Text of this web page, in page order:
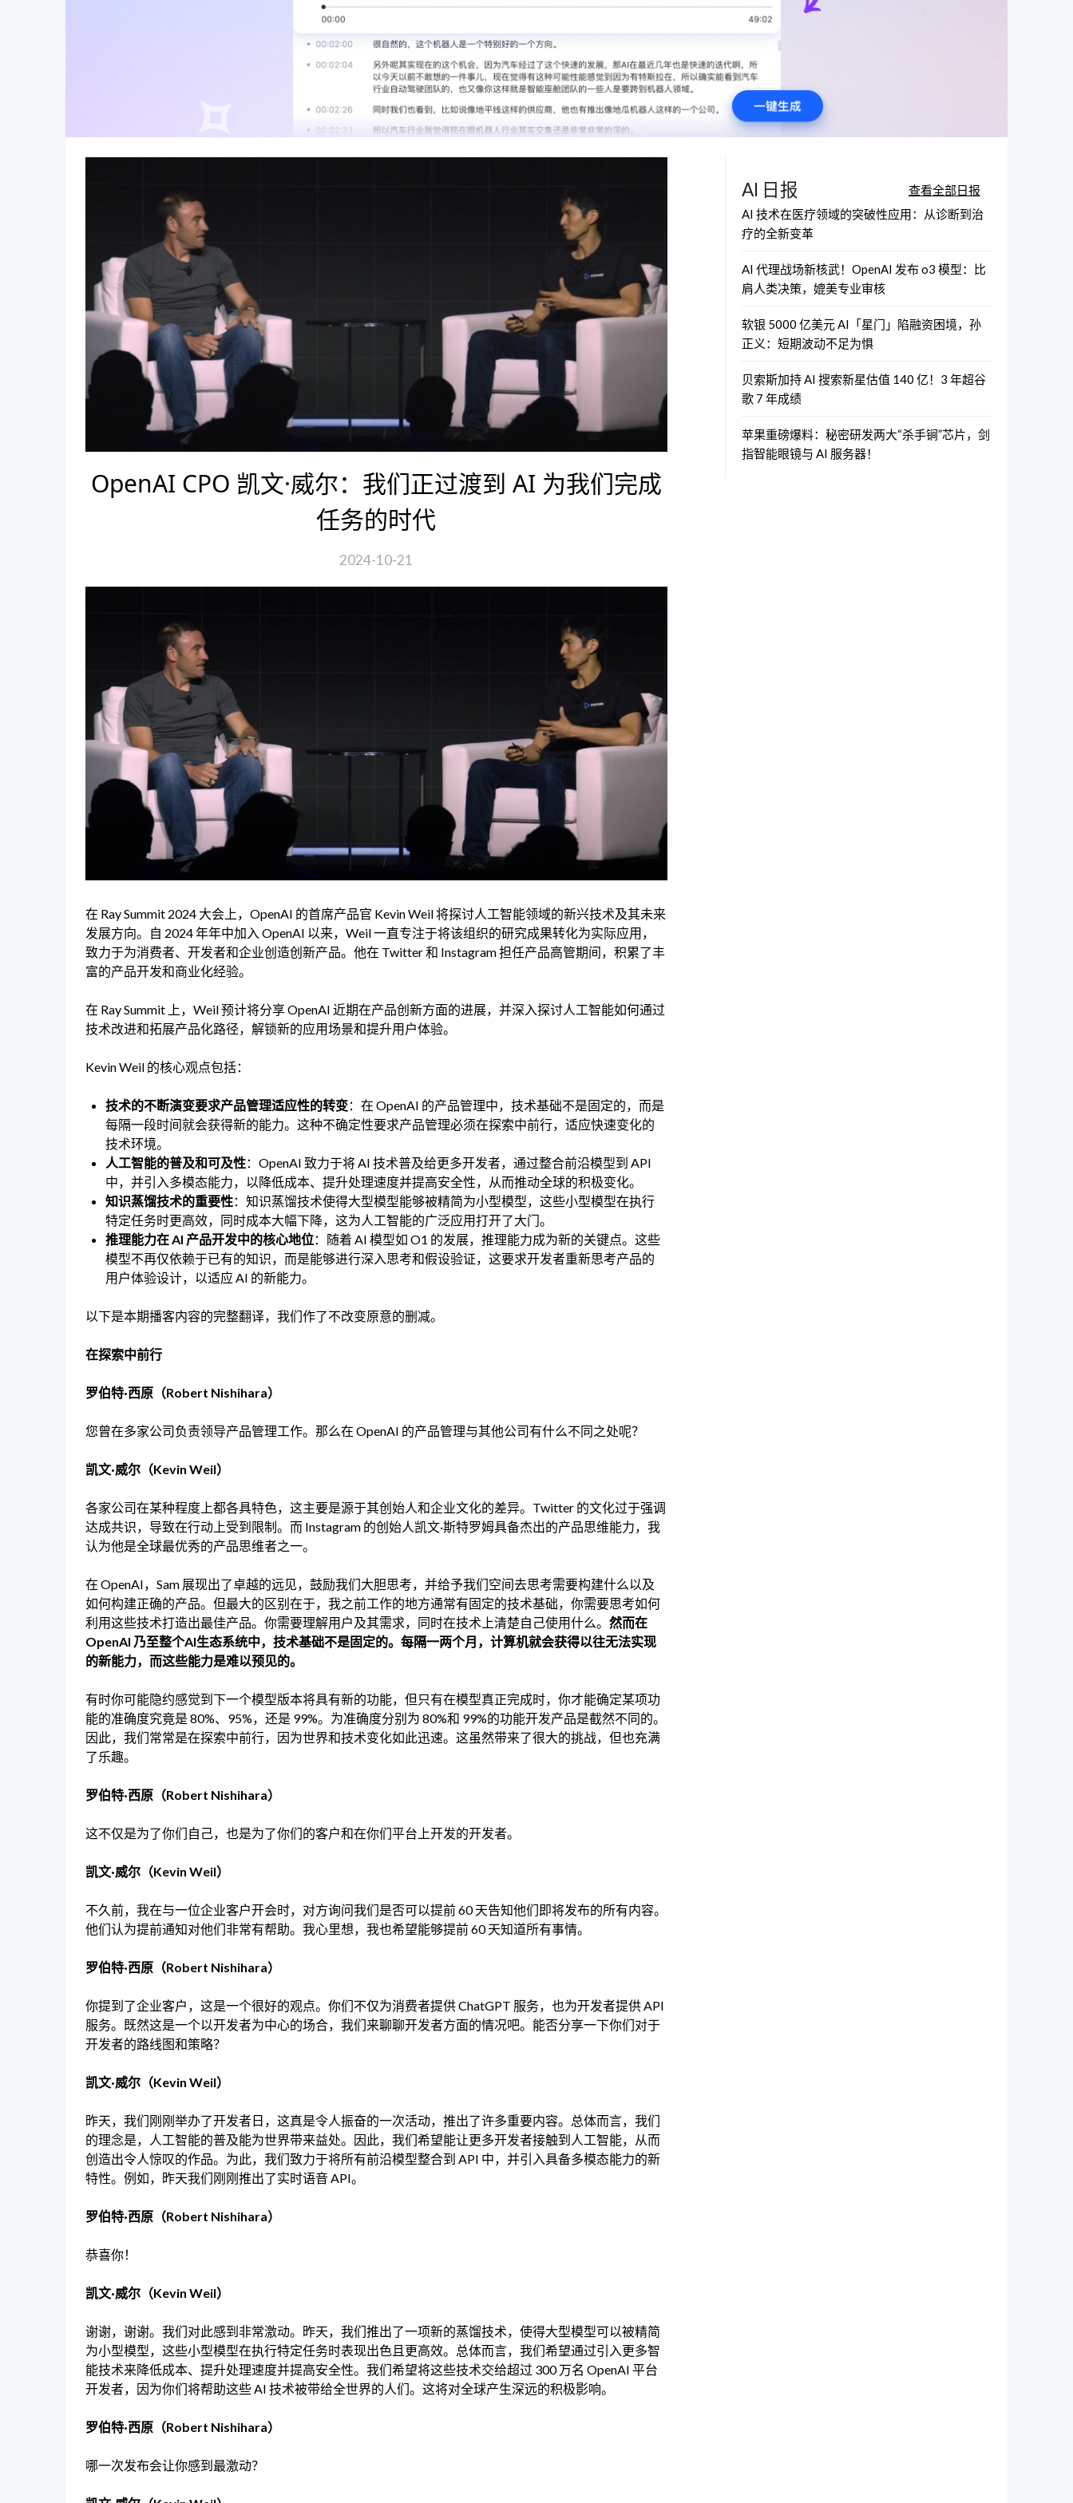
OpenAI CPO 凯文·威尔：我们正过渡到 AI 为我们完成
任务的时代
2024-10-21
在 Ray Summit 2024 大会上，OpenAI 的首席产品官 Kevin Weil 将探讨人工智能领域的新兴技术及其未来
发展方向。自 2024 年年中加入 OpenAI 以来，Weil 一直专注于将该组织的研究成果转化为实际应用，
致力于为消费者、开发者和企业创造创新产品。他在 Twitter 和 Instagram 担任产品高管期间，积累了丰
富的产品开发和商业化经验。
在 Ray Summit 上，Weil 预计将分享 OpenAI 近期在产品创新方面的进展，并深入探讨人工智能如何通过
技术改进和拓展产品化路径，解锁新的应用场景和提升用户体验。
Kevin Weil 的核心观点包括：
技术的不断演变要求产品管理适应性的转变：在 OpenAI 的产品管理中，技术基础不是固定的，而是
每隔一段时间就会获得新的能力。这种不确定性要求产品管理必须在探索中前行，适应快速变化的
技术环境。
人工智能的普及和可及性：OpenAI 致力于将 AI 技术普及给更多开发者，通过整合前沿模型到 API
中，并引入多模态能力，以降低成本、提升处理速度并提高安全性，从而推动全球的积极变化。
知识蒸馏技术的重要性：知识蒸馏技术使得大型模型能够被精简为小型模型，这些小型模型在执行
特定任务时更高效，同时成本大幅下降，这为人工智能的广泛应用打开了大门。
推理能力在 AI 产品开发中的核心地位：随着 AI 模型如 O1 的发展，推理能力成为新的关键点。这些
模型不再仅依赖于已有的知识，而是能够进行深入思考和假设验证，这要求开发者重新思考产品的
用户体验设计，以适应 AI 的新能力。
以下是本期播客内容的完整翻译，我们作了不改变原意的删减。
在探索中前行
罗伯特·西原（Robert Nishihara）
您曾在多家公司负责领导产品管理工作。那么在 OpenAI 的产品管理与其他公司有什么不同之处呢？
凯文·威尔（Kevin Weil）
各家公司在某种程度上都各具特色，这主要是源于其创始人和企业文化的差异。Twitter 的文化过于强调
达成共识，导致在行动上受到限制。而 Instagram 的创始人凯文·斯特罗姆具备杰出的产品思维能力，我
认为他是全球最优秀的产品思维者之一。
在 OpenAI，Sam 展现出了卓越的远见，鼓励我们大胆思考，并给予我们空间去思考需要构建什么以及
如何构建正确的产品。但最大的区别在于，我之前工作的地方通常有固定的技术基础，你需要思考如何
利用这些技术打造出最佳产品。你需要理解用户及其需求，同时在技术上清楚自己使用什么。 然而在
OpenAI 乃至整个AI生态系统中，技术基础不是固定的。每隔一两个月，计算机就会获得以往无法实现
的新能力，而这些能力是难以预见的。
有时你可能隐约感觉到下一个模型版本将具有新的功能，但只有在模型真正完成时，你才能确定某项功
能的准确度究竟是 80%、95%，还是 99%。为准确度分别为 80%和 99%的功能开发产品是截然不同的。
因此，我们常常是在探索中前行，因为世界和技术变化如此迅速。这虽然带来了很大的挑战，但也充满
了乐趣。
罗伯特·西原（Robert Nishihara）
这不仅是为了你们自己，也是为了你们的客户和在你们平台上开发的开发者。
凯文·威尔（Kevin Weil）
不久前，我在与一位企业客户开会时，对方询问我们是否可以提前 60 天告知他们即将发布的所有内容。
他们认为提前通知对他们非常有帮助。我心里想，我也希望能够提前 60 天知道所有事情。
罗伯特·西原（Robert Nishihara）
你提到了企业客户，这是一个很好的观点。你们不仅为消费者提供 ChatGPT 服务，也为开发者提供 API
服务。既然这是一个以开发者为中心的场合，我们来聊聊开发者方面的情况吧。能否分享一下你们对于
开发者的路线图和策略？
凯文·威尔（Kevin Weil）
昨天，我们刚刚举办了开发者日，这真是令人振奋的一次活动，推出了许多重要内容。总体而言，我们
的理念是，人工智能的普及能为世界带来益处。因此，我们希望能让更多开发者接触到人工智能，从而
创造出令人惊叹的作品。为此，我们致力于将所有前沿模型整合到 API 中，并引入具备多模态能力的新
特性。例如，昨天我们刚刚推出了实时语音 API。
罗伯特·西原（Robert Nishihara）
恭喜你！
凯文·威尔（Kevin Weil）
谢谢，谢谢。我们对此感到非常激动。昨天，我们推出了一项新的蒸馏技术，使得大型模型可以被精简
为小型模型，这些小型模型在执行特定任务时表现出色且更高效。总体而言，我们希望通过引入更多智
能技术来降低成本、提升处理速度并提高安全性。我们希望将这些技术交给超过 300 万名 OpenAI 平台
开发者，因为你们将帮助这些 AI 技术被带给全世界的人们。这将对全球产生深远的积极影响。
罗伯特·西原（Robert Nishihara）
哪一次发布会让你感到最激动？
AI 日报
查看全部日报
AI 技术在医疗领域的突破性应用：从诊断到治
疗的全新变革
AI 代理战场新核武！OpenAI 发布 o3 模型：比
肩人类决策，媲美专业审核
软银 5000 亿美元 AI「星门」陷融资困境，孙
正义：短期波动不足为惧
贝索斯加持 AI 搜索新星估值 140 亿！3 年超谷
歌 7 年成绩
苹果重磅爆料：秘密研发两大“杀手锏”芯片，剑
指智能眼镜与 AI 服务器！